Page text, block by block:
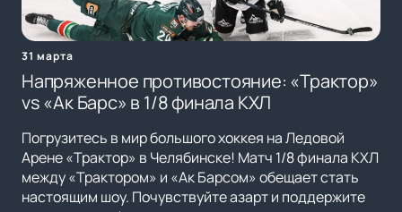
31 марта
Напряженное противостояние: «Трактор»
vs «Ак Барс» в 1/8 финала КХЛ
Погрузитесь в мир большого хоккея на Ледовой
Арене «Трактор» в Челябинске! Матч 1/8 финала КХЛ
между «Трактором» и «Ак Барсом» обещает стать
настоящим шоу. Почувствуйте азарт и поддержите